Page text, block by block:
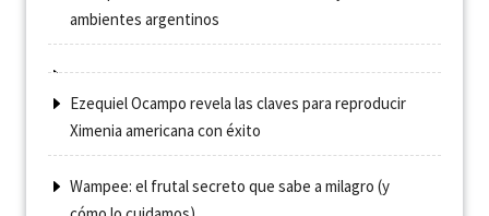
ambientes argentinos
Ezequiel Ocampo revela las claves para reproducir
Ximenia americana con éxito
Wampee: el frutal secreto que sabe a milagro (y